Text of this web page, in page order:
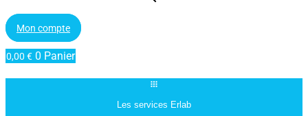
Mon compte
0,00 € 0 Panier
Les services Erlab